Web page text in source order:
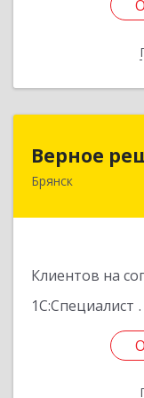
Верное
Брянск
Клиентов на
1С:Специалист
241035,